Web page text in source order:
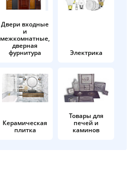
Двери входные
и
межкомнатные,
дверная
фурнитура
Электрика
Керамическая
плитка
Товары для
печей и
каминов